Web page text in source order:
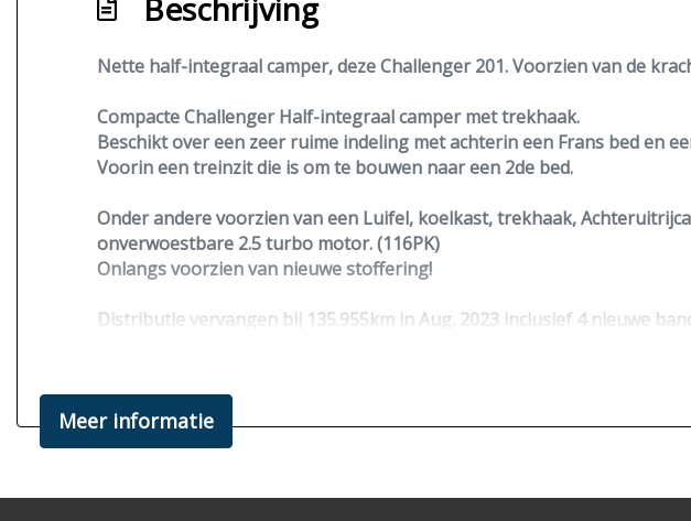
Beschrijving
Nette half-integraal camper, deze Challenger 201. Voorzien van de
Compacte Challenger Half-integraal camper mettrekhaak.
Beschikt over een zeer ruime indeling met achterin een Frans bed en
Voorin een treinzit die is om te bouwen naar een 2de bed.
Onder andere voorzien van een Luifel, koelkast, trekhaak,
onverwoestbare 2.5 turbo motor.(116PK)
Onlangs voorzien van nieuwe stoffering!
Distributie vervangen bij 135.955km in Aug. 2023 inclusief 4 nieuwe
Momenteel een aangepaste fietsendrager voor een Fatbike
Interesse?
Bel, mail of app naar de beschikbaarheid.
Meer informatie